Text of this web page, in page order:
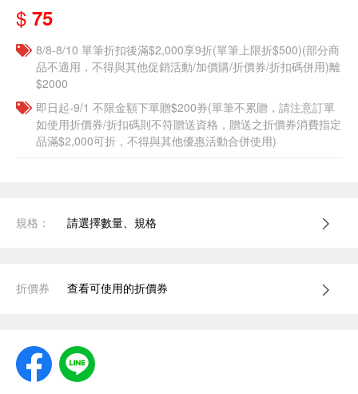
$ 75
8/8-8/10 單筆折扣後滿$2,000享9折(單筆上限折$500)(部分商
品不適用，不得與其他促銷活動/加價購/折價券/折扣碼併用)離
$2000
即日起-9/1 不限金額下單贈$200券(單筆不累贈，請注意訂單
如使用折價券/折扣碼則不符贈送資格，贈送之折價券消費指定
品滿$2,000可折，不得與其他優惠活動合併使用)
規格： 請選擇數量、規格
折價券 查看可使用的折價券